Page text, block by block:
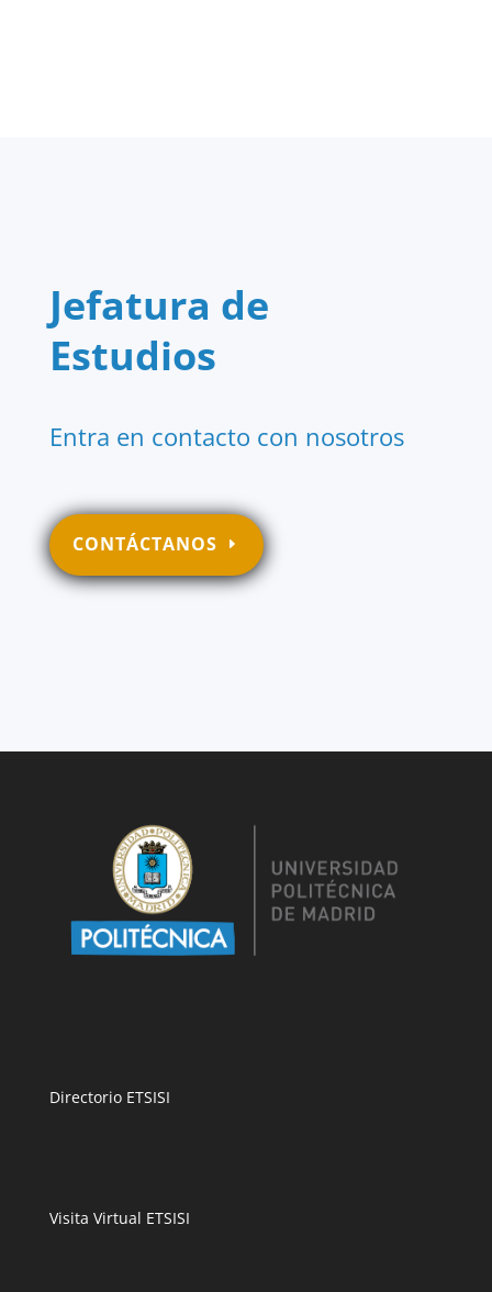
Jefatura de
Estudios
Entra en contacto con nosotros
CONTÁCTANOS
Directorio ETSISI
Visita Virtual ETSISI